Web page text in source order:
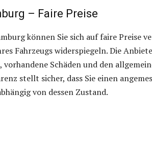
– Faire Preise
können Sie sich auf faire Preise
Fahrzeugs widerspiegeln. Die
vorhandene Schäden und den
stellt sicher, dass Sie einen
von dessen Zustand.